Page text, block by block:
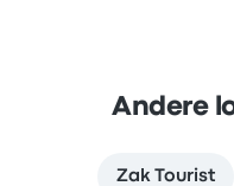
Andere
Zak Tourist